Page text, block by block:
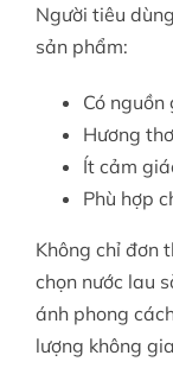
Người tiêu
sản phẩm:
Có nguồn
Hương
Ít cảm
Phù hợp
Không chỉ đơn
chọn nước lau
ánh phong
lượng không